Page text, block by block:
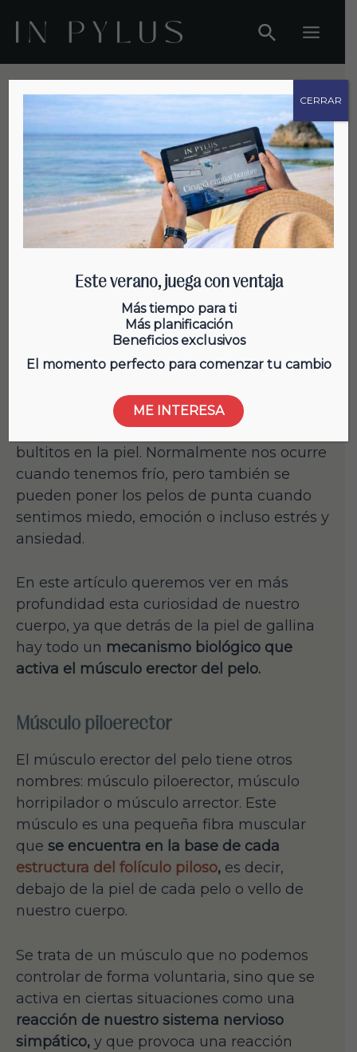
contenido
Menu
Curiosidades sobre el cabello
El músculo erector del pelo y la
piel de gallina
llamamos la “piel de gallina”, en la que el
vello corporal se eriza junto a pequeños
bultitos en la piel. Normalmente nos ocurre
cuando tenemos frío, pero también se
pueden poner los pelos de punta cuando
sentimos miedo, emoción o incluso estrés y
ansiedad.
En este artículo queremos ver en más
profundidad esta curiosidad de nuestro
cuerpo, ya que detrás de la piel de gallina
hay todo un mecanismo biológico que
activa el músculo erector del pelo.
Músculo piloerector
El músculo erector del pelo tiene otros
nombres: músculo piloerector, músculo
horripilador o músculo arrector. Este
músculo es una pequeña fibra muscular
que se encuentra en la base de cada
estructura del folículo piloso, es decir,
debajo de la piel de cada pelo o vello de
nuestro cuerpo.
Se trata de un músculo que no podemos
controlar de forma voluntaria, sino que se
activa en ciertas situaciones como una
reacción de nuestro sistema nervioso
simpático, y que provoca una reacción
Este verano, juega con ventaja
Más tiempo para ti
Más planificación
Beneficios exclusivos
El momento perfecto para comenzar tu cambio
ME INTERESA
CERRAR